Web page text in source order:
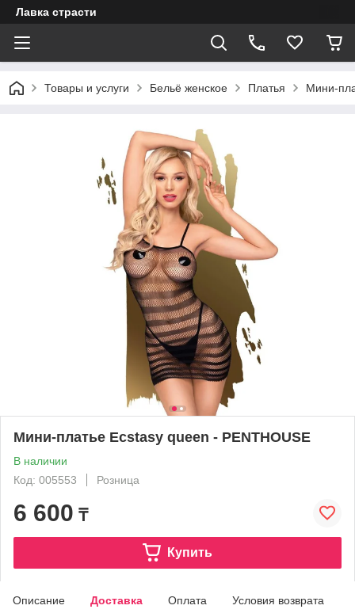
Лавка страсти
Товары и услуги Бельё женское Платья Мини-
Мини-платье Ecstasy queen - PENTHOUSE
В наличии
Код: 005553
Розница
6 600 ₸
Купить
Описание Доставка Оплата Условия возврата